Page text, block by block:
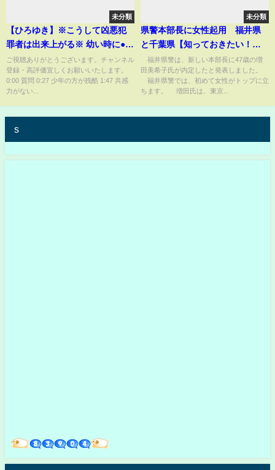
未分類
【ひろゆき】※こうして凶悪犯
罪者は出来上がる※ 幼い時に●●
する経験をさせないと成長した
際に取り返しがつかない人間に
なる【切り抜き/ 2ちゃんねる/ 思
ご視聴ありがとうございます。チャンネル
登録・高評価宜しくお願いいたします。
0:00 質問 0:27 少年の方が残酷 1:47 共感
力がない...
未分類
県警本部長に女性起用 福井県
と千葉県【知っておきたい！】
【グッド！モーニング】(2025年
4月15日)
福井県警は、新しい本部長に47歳の増
田美希子氏が内定したと発表しました。
福井県警では、初めて女性がトップに立
ちます。 増田氏は、東京...
s